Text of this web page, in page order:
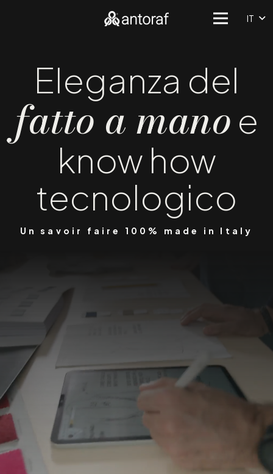
IT
Eleganza del
fatto a mano e
know how
tecnologico
Un savoir faire 100% made in Italy